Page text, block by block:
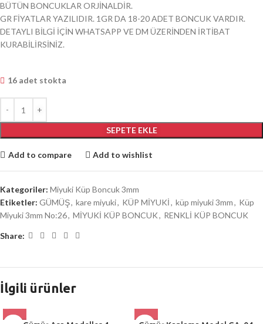
BÜTÜN BONCUKLAR ORJİNALDİR.
GR FİYATLAR YAZILIDIR. 1GR DA 18-20 ADET BONCUK VARDIR.
DETAYLI BİLGİ İÇİN WHATSAPP VE DM ÜZERİNDEN İRTİBAT
KURABİLİRSİNİZ.
16 adet stokta
SEPETE EKLE
Add to compare Add to wishlist
Kategoriler: Miyuki Küp Boncuk 3mm
Etiketler: GÜMÜŞ, kare miyuki, KÜP MİYUKİ, küp miyuki 3mm, Küp
Miyuki 3mm No:26, MİYUKİ KÜP BONCUK, RENKLİ KÜP BONCUK
Share:
İlgili ürünler